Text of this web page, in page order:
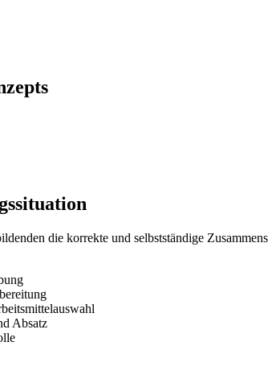
die korrekte und selbstständige
Absatz